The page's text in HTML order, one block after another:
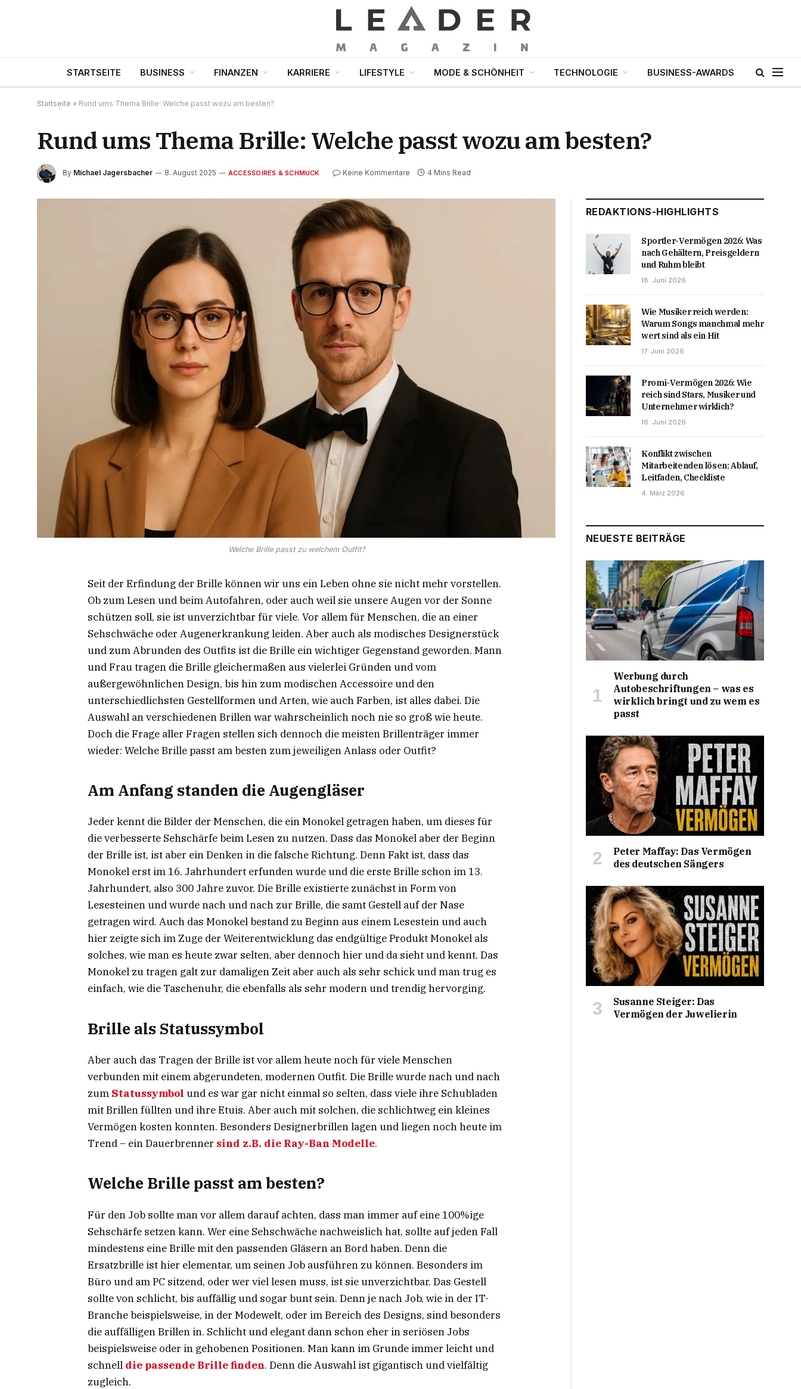
STARTSEITE BUSINESS FINANZEN KARRIERE LIFESTYLE MODE & SCHÖNHEIT TECHNOLOGIE BUSINESS-AWARDS
Startseite » Rund ums Thema Brille: Welche passt wozu am besten?
Rund ums Thema Brille: Welche passt wozu am besten?
By Michael Jagersbacher 8. August 2025 ACCESSOIRES & SCHMUCK Keine Kommentare 4 Mins Read
Welche Brille passt zu welchem Outfit?
Seit der Erfindung der Brille können wir uns ein Leben ohne sie nicht mehr vorstellen.
Ob zum Lesen und beim Autofahren, oder auch weil sie unsere Augen vor der Sonne
schützen soll, sie ist unverzichtbar für viele. Vor allem für Menschen, die an einer
Sehschwäche oder Augenerkrankung leiden. Aber auch als modisches Designerstück
und zum Abrunden des Outfits ist die Brille ein wichtiger Gegenstand geworden. Mann
und Frau tragen die Brille gleichermaßen aus vielerlei Gründen und vom
außergewöhnlichen Design, bis hin zum modischen Accessoire und den
unterschiedlichsten Gestellformen und Arten, wie auch Farben, ist alles dabei. Die
Auswahl an verschiedenen Brillen war wahrscheinlich noch nie so groß wie heute.
Doch die Frage aller Fragen stellen sich dennoch die meisten Brillenträger immer
wieder: Welche Brille passt am besten zum jeweiligen Anlass oder Outfit?
Am Anfang standen die Augengläser
Jeder kennt die Bilder der Menschen, die ein Monokel getragen haben, um dieses für
die verbesserte Sehschärfe beim Lesen zu nutzen. Dass das Monokel aber der Beginn
der Brille ist, ist aber ein Denken in die falsche Richtung. Denn Fakt ist, dass das
Monokel erst im 16. Jahrhundert erfunden wurde und die erste Brille schon im 13.
Jahrhundert, also 300 Jahre zuvor. Die Brille existierte zunächst in Form von
Lesesteinen und wurde nach und nach zur Brille, die samt Gestell auf der Nase
getragen wird. Auch das Monokel bestand zu Beginn aus einem Lesestein und auch
hier zeigte sich im Zuge der Weiterentwicklung das endgültige Produkt Monokel als
solches, wie man es heute zwar selten, aber dennoch hier und da sieht und kennt. Das
Monokel zu tragen galt zur damaligen Zeit aber auch als sehr schick und man trug es
einfach, wie die Taschenuhr, die ebenfalls als sehr modern und trendig hervorging.
Brille als Statussymbol
Aber auch das Tragen der Brille ist vor allem heute noch für viele Menschen
verbunden mit einem abgerundeten, modernen Outfit. Die Brille wurde nach und nach
zum Statussymbol und es war gar nicht einmal so selten, dass viele ihre Schubladen
mit Brillen füllten und ihre Etuis. Aber auch mit solchen, die schlichtweg ein kleines
Vermögen kosten konnten. Besonders Designerbrillen lagen und liegen noch heute im
Trend – ein Dauerbrenner sind z.B. die Ray-Ban Modelle.
Welche Brille passt am besten?
Für den Job sollte man vor allem darauf achten, dass man immer auf eine 100%ige
Sehschärfe setzen kann. Wer eine Sehschwäche nachweislich hat, sollte auf jeden Fall
mindestens eine Brille mit den passenden Gläsern an Bord haben. Denn die
Ersatzbrille ist hier elementar, um seinen Job ausführen zu können. Besonders im
Büro und am PC sitzend, oder wer viel lesen muss, ist sie unverzichtbar. Das Gestell
sollte von schlicht, bis auffällig und sogar bunt sein. Denn je nach Job, wie in der IT-
Branche beispielsweise, in der Modewelt, oder im Bereich des Designs, sind besonders
die auffälligen Brillen in. Schlicht und elegant dann schon eher in seriösen Jobs
beispielsweise oder in gehobenen Positionen. Man kann im Grunde immer leicht und
schnell die passende Brille finden. Denn die Auswahl ist gigantisch und vielfältig
zugleich.
REDAKTIONS-HIGHLIGHTS
Sportler-Vermögen 2026: Was
nach Gehältern, Preisgeldern
und Ruhm bleibt
18. Juni 2026
Wie Musiker reich werden:
Warum Songs manchmal mehr
wert sind als ein Hit
17. Juni 2026
Promi-Vermögen 2026: Wie
reich sind Stars, Musiker und
Unternehmer wirklich?
16. Juni 2026
Konflikt zwischen
Mitarbeitenden lösen: Ablauf,
Leitfaden, Checkliste
4. März 2026
NEUESTE BEITRÄGE
Werbung durch
Autobeschriftungen – was es
wirklich bringt und zu wem es
passt
Peter Maffay: Das Vermögen
des deutschen Sängers
Susanne Steiger: Das
Vermögen der Juwelierin